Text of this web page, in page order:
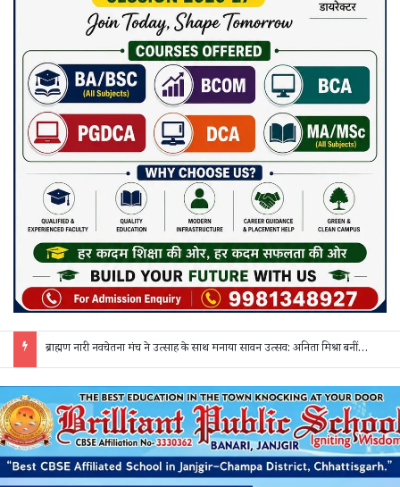
नवागढ़ पुलिस का अवैध शराब पर बड़ा प्रहार: 25 लीटर कच्ची महुआ शराब के साथ एक आरोपी गिरफ्तार, भेजा गया जेल